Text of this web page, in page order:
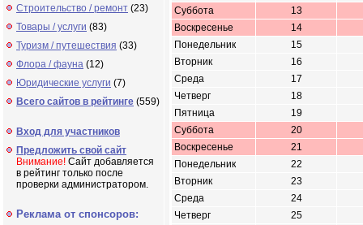
Строительство / ремонт (23)
Товары / услуги (83)
Туризм / путешествия (33)
Флора / фауна (12)
Юридические услуги (7)
Всего сайтов в рейтинге (559)
Вход для участников
Предложить свой сайт
Внимание! Сайт добавляется
в рейтинг только после
проверки администратором.
Реклама от спонсоров:
Суббота
13
Воскресенье
14
Понедельник
15
Вторник
16
Среда
17
Четверг
18
Пятница
19
Суббота
20
Воскресенье
21
Понедельник
22
Вторник
23
Среда
24
Четверг
25